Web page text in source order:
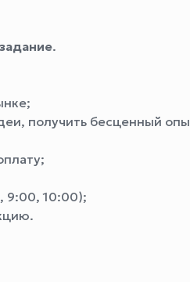
.
получить бесценный
9:00, 10:00);